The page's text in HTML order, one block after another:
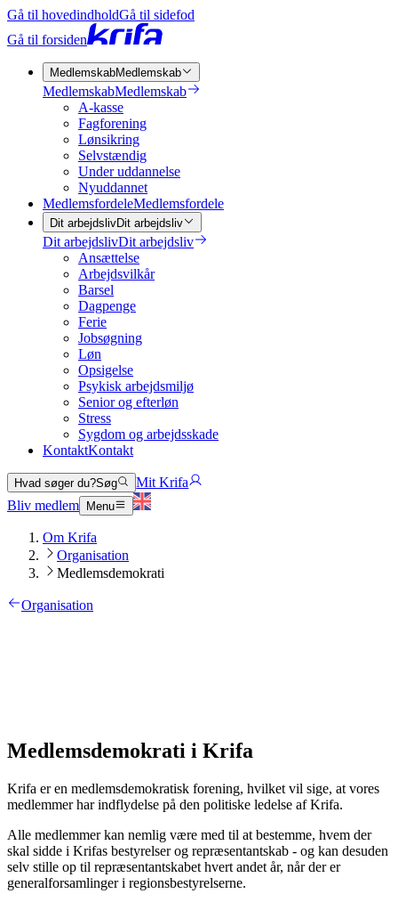
Gå til hovedindholdGå til sidefod
Gå til forsiden
MedlemskabMedlemskab
MedlemskabMedlemskab
A-kasse
Fagforening
Lønsikring
Selvstændig
Under uddannelse
Nyuddannet
MedlemsfordeleMedlemsfordele
Dit arbejdslivDit arbejdsliv
Dit arbejdslivDit arbejdsliv
Ansættelse
Arbejdsvilkår
Barsel
Dagpenge
Ferie
Jobsøgning
Løn
Opsigelse
Psykisk arbejdsmiljø
Senior og efterløn
Stress
Sygdom og arbejdsskade
KontaktKontakt
Hvad søger du?Søg
Mit Krifa
Bliv medlem
Menu
Om Krifa
Organisation
Medlemsdemokrati
Organisation
Medlemsdemokrati i Krifa
Krifa er en medlemsdemokratisk forening, hvilket vil sige, at vores
medlemmer har indflydelse på den politiske ledelse af Krifa.
Alle medlemmer kan nemlig være med til at bestemme, hvem der
skal sidde i Krifas bestyrelser og repræsentantskab - og kan desuden
selv stille op til repræsentantskabet hvert andet år, når der er
generalforsamlinger i regionsbestyrelserne.